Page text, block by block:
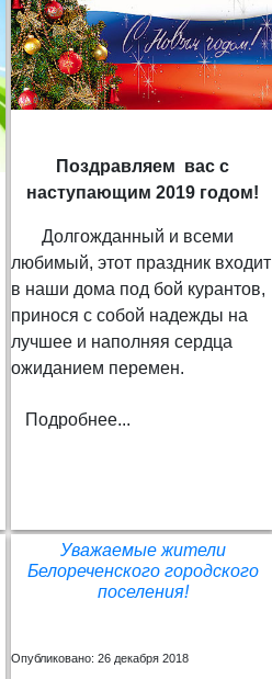
Поздравляем вас с
наступающим 2019 годом!
Долгожданный и всеми
любимый, этот праздник входит
в наши дома под бой курантов,
принося с собой надежды на
лучшее и наполняя сердца
ожиданием перемен.
Подробнее...
Уважаемые жители
Белореченского городского
поселения!
Опубликовано: 26 декабря 2018